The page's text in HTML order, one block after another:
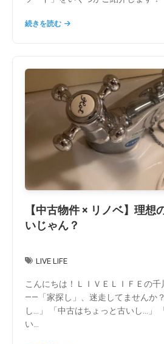
続きを読む
【中古物件 × リノベ】理想
いじゃん？
LIVE LIFE
こんにちは！ＬＩＶＥＬＩＦＥの
――「家探し」、迷走してませんか
し…」 「中古はちょっと古いし…」
い...